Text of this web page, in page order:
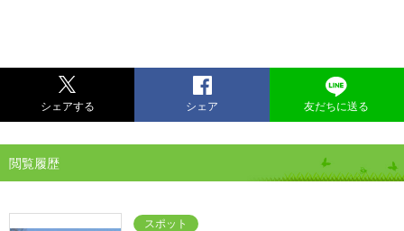
シェアする シェア 友だちに送る
閲覧履歴